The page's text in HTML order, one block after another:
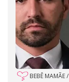
BEBÊ MAMÃE/